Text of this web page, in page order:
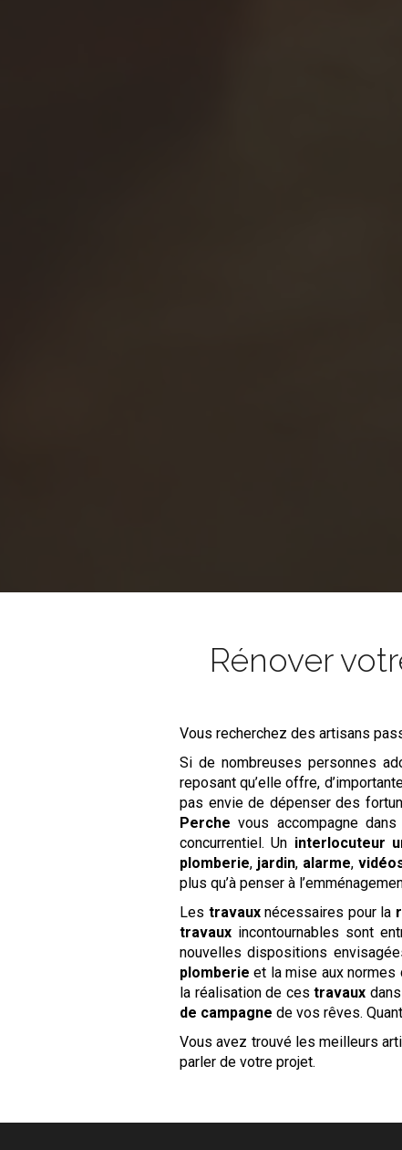
Rénover
Vous recherchez des artisans
Si de nombreuses personnes
reposant qu’elle offre,
pas envie de dépenser des
Perche vous accompagne
concurrentiel. Un interlocuteur
plomberie, jardin, alarme,
plus qu’à penser à
Les travauxnécessaires pour la
travaux incontournables sont
nouvelles dispositions
plomberie et la mise aux normes
la réalisation de cestravaux
de campagne de vos rêves.
Vous avez trouvé les meilleurs
parler de votre projet.